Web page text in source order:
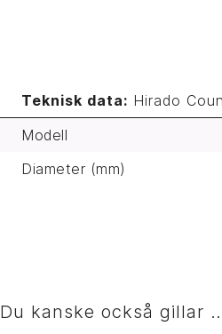
Teknisk data: Hirado
Modell
Diameter (mm)
Du kanske också gillar